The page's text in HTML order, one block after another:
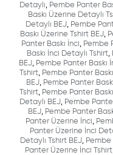
Detaylı, Pembe Panter
Baskı Üzerine Detaylı
Detaylı BEJ, Pembe
Baskı Üzerine Tshirt BEJ,
Panter Baskı İnci, Pembe
Baskı İnci Detaylı Tshirt,
BEJ, Pembe Panter Baskı
Tshirt, Pembe Panter
BEJ, Pembe Panter
Tshirt, Pembe Panter
Detaylı BEJ, Pembe
BEJ, Pembe Panter
Panter Üzerine İnci,
Panter Üzerine İnci
Detaylı Tshirt BEJ, Pembe
Panter Üzerine İnci Tshirt